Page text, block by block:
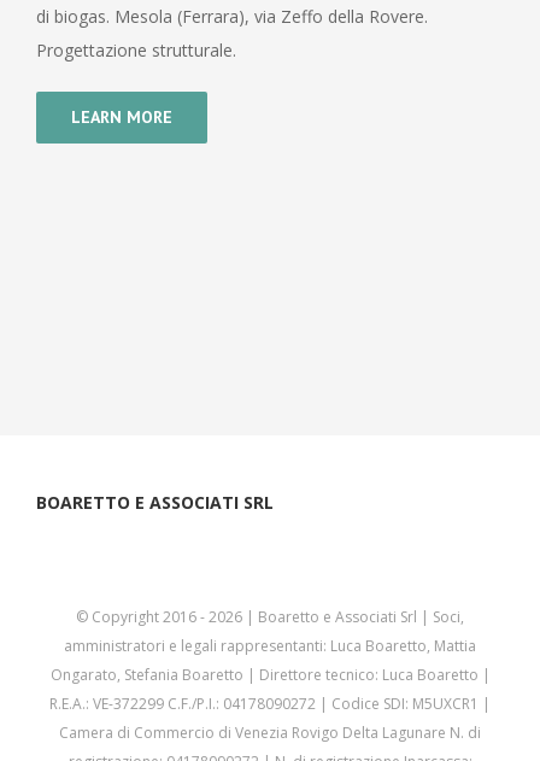
di biogas. Mesola (Ferrara), via Zeffo della Rovere.
Progettazione strutturale.
LEARN MORE
BOARETTO E ASSOCIATI SRL
© Copyright 2016 -2026 | Boaretto e Associati Srl | Soci,
amministratori e legali rappresentanti: Luca Boaretto, Mattia
Ongarato, Stefania Boaretto | Direttore tecnico: Luca Boaretto |
R.E.A.: VE-372299 C.F./P.I.: 04178090272 | Codice SDI: M5UXCR1 |
Camera di Commercio di Venezia Rovigo Delta Lagunare N. di